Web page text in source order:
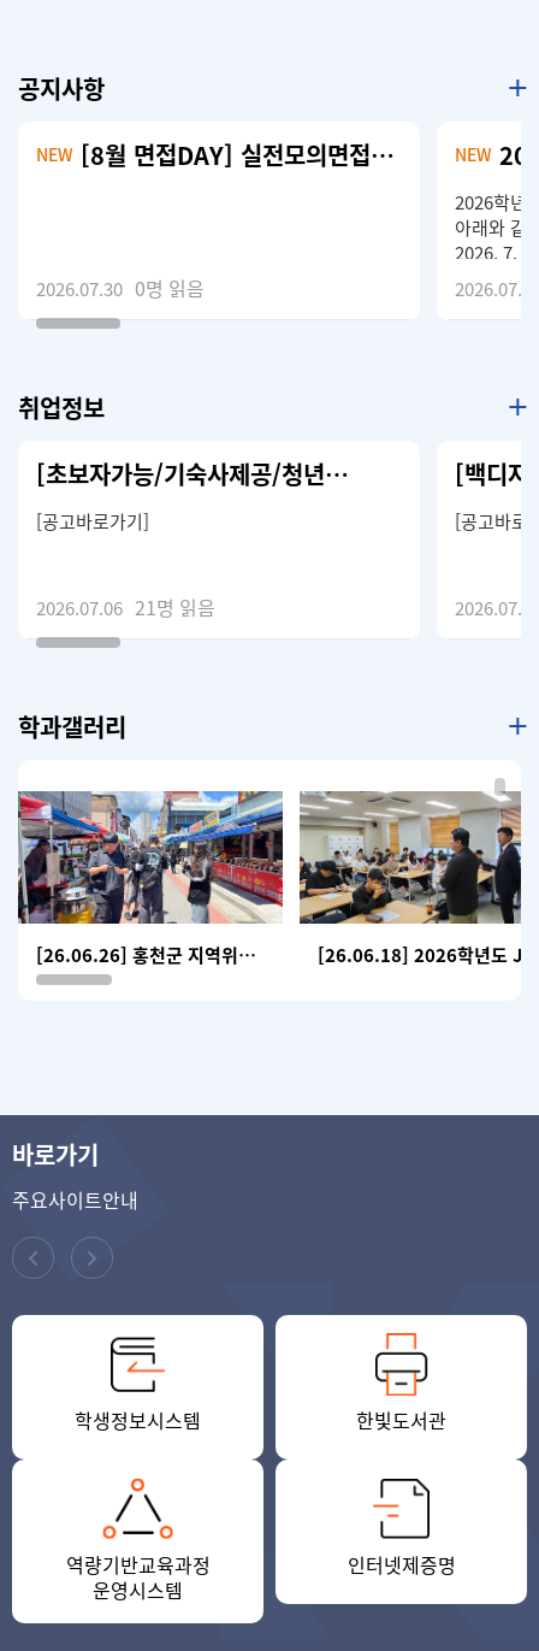
공지사항
NEW [8월 면접DAY] 실전모의면접 참여 학생 모집 (~8.19)
2026.07.30 0명 읽음
NEW
2026학년
아래와 같
2026. 7.
학생정보
청 - 완료
제출방
전부터 입
서 첨부-
학금 및 학
(033-240-
취업정보
[초보자가능/기숙사제공/청년내일채움공제] 포토샵 및 사무보조 배우면서
[공고바로가기]
2026.07.06 21명 읽음
[공고바로
학과갤러리
[26.06.26] 홍천군 지역위기대응 G-Lab 공동프로젝트
바로가기
주요사이트안내
학생정보시스템
역량기반교육과정
운영시스템
한빛도서관
인터넷제증명